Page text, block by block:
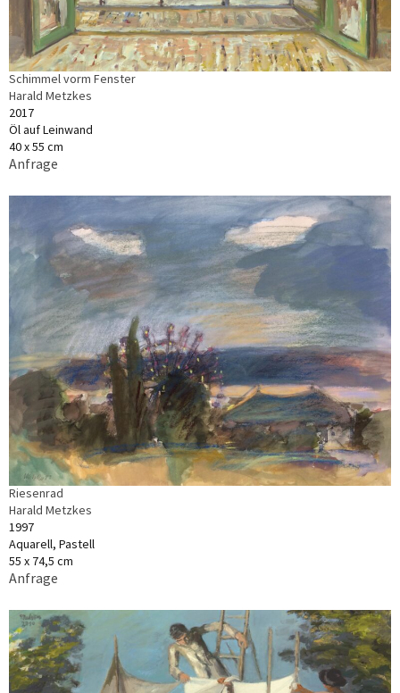
Schimmel vorm Fenster
Harald Metzkes
2017
Öl auf Leinwand
40 x 55 cm
Anfrage
Riesenrad
Harald Metzkes
1997
Aquarell, Pastell
55 x 74,5 cm
Anfrage